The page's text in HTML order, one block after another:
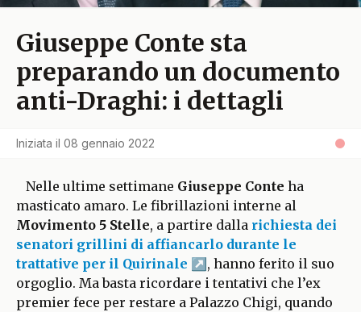
Giuseppe Conte sta
preparando un documento
anti-Draghi: i dettagli
Iniziata il 08 gennaio 2022
Nelle ultime settimane Giuseppe Conte ha
masticato amaro. Le fibrillazioni interne al
Movimento 5 Stelle, a partire dalla richiesta dei
senatori grillini di affiancarlo durante le
trattative per il Quirinale
, hanno ferito il suo
orgoglio. Ma basta ricordare i tentativi che l’ex
premier fece per restare a Palazzo Chigi, quando